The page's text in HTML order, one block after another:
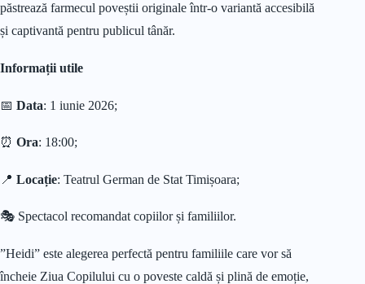
păstrează farmecul poveștii originale într-o variantă accesibilă
și captivantă pentru publicul tânăr.
Informații utile
📅 Data: 1 iunie 2026;
⏰ Ora: 18:00;
📍 Locație: Teatrul German de Stat Timișoara;
🎭 Spectacol recomandat copiilor și familiilor.
”Heidi” este alegerea perfectă pentru familiile care vor să
încheie Ziua Copilului cu o poveste caldă și plină de emoție,